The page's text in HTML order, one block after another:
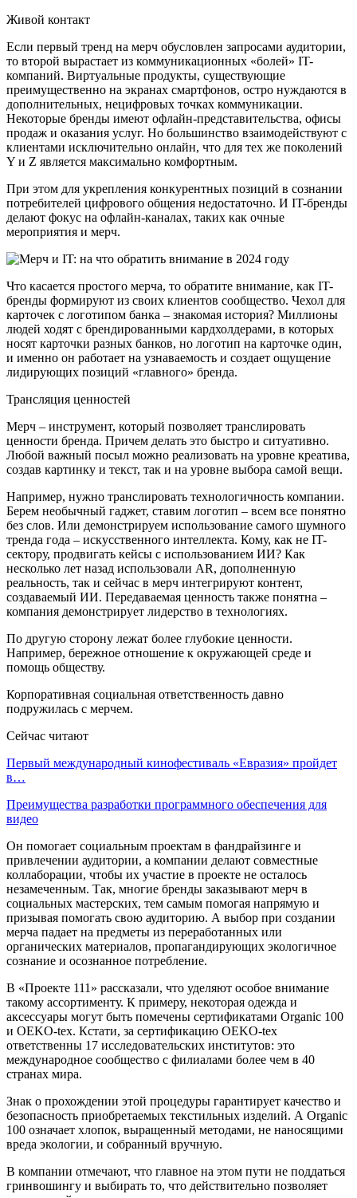
Живой контакт
Если первый тренд на мерч обусловлен запросами аудитории,
то второй вырастает из коммуникационных «болей» IT-
компаний. Виртуальные продукты, существующие
преимущественно на экранах смартфонов, остро нуждаются в
дополнительных, нецифровых точках коммуникации.
Некоторые бренды имеют офлайн-представительства, офисы
продаж и оказания услуг. Но большинство взаимодействуют с
клиентами исключительно онлайн, что для тех же поколений
Y и Z является максимально комфортным.
При этом для укрепления конкурентных позиций в сознании
потребителей цифрового общения недостаточно. И IT-бренды
делают фокус на офлайн-каналах, таких как очные
мероприятия и мерч.
Что касается простого мерча, то обратите внимание, как IT-
бренды формируют из своих клиентов сообщество. Чехол для
карточек с логотипом банка – знакомая история? Миллионы
людей ходят с брендированными кардхолдерами, в которых
носят карточки разных банков, но логотип на карточке один,
и именно он работает на узнаваемость и создает ощущение
лидирующих позиций «главного» бренда.
Трансляция ценностей
Мерч – инструмент, который позволяет транслировать
ценности бренда. Причем делать это быстро и ситуативно.
Любой важный посыл можно реализовать на уровне креатива,
создав картинку и текст, так и на уровне выбора самой вещи.
Например, нужно транслировать технологичность компании.
Берем необычный гаджет, ставим логотип – всем все понятно
без слов. Или демонстрируем использование самого шумного
тренда года – искусственного интеллекта. Кому, как не IT-
сектору, продвигать кейсы с использованием ИИ? Как
несколько лет назад использовали AR, дополненную
реальность, так и сейчас в мерч интегрируют контент,
создаваемый ИИ. Передаваемая ценность также понятна –
компания демонстрирует лидерство в технологиях.
По другую сторону лежат более глубокие ценности.
Например, бережное отношение к окружающей среде и
помощь обществу.
Корпоративная социальная ответственность давно
подружилась с мерчем.
Сейчас читают
Первый международный кинофестиваль «Евразия» пройдет
в…
Преимущества разработки программного обеспечения для
видео
Он помогает социальным проектам в фандрайзинге и
привлечении аудитории, а компании делают совместные
коллаборации, чтобы их участие в проекте не осталось
незамеченным. Так, многие бренды заказывают мерч в
социальных мастерских, тем самым помогая напрямую и
призывая помогать свою аудиторию. А выбор при создании
мерча падает на предметы из переработанных или
органических материалов, пропагандирующих экологичное
сознание и осознанное потребление.
В «Проекте 111» рассказали, что уделяют особое внимание
такому ассортименту. К примеру, некоторая одежда и
аксессуары могут быть помечены сертификатами Organic 100
и OEKO-tex. Кстати, за сертификацию OEKO-tex
ответственны 17 исследовательских институтов: это
международное сообщество с филиалами более чем в 40
странах мира.
Знак о прохождении этой процедуры гарантирует качество и
безопасность приобретаемых текстильных изделий. А Organic
100 означает хлопок, выращенный методами, не наносящими
вреда экологии, и собранный вручную.
В компании отмечают, что главное на этом пути не поддаться
гринвошингу и выбирать то, что действительно позволяет